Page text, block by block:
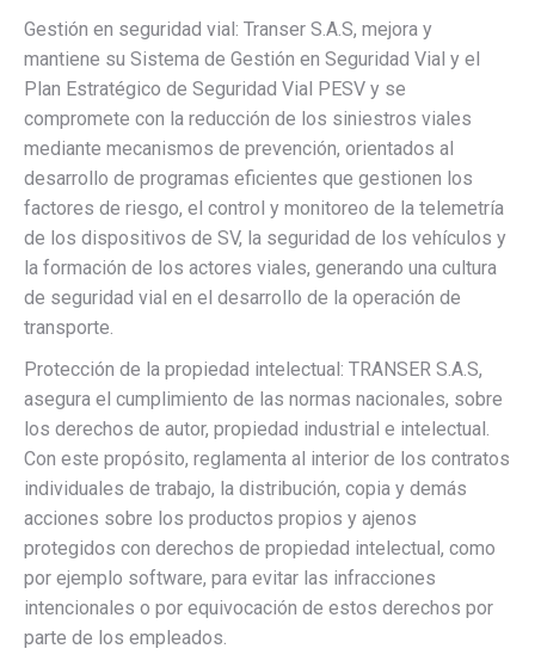
Gestión en seguridad vial: Transer S.A.S, mejora y
mantiene su Sistema de Gestión en Seguridad Vial y el
Plan Estratégico de Seguridad Vial PESV y se
compromete con la reducción de los siniestros viales
mediante mecanismos de prevención, orientados al
desarrollo de programas eficientes que gestionen los
factores de riesgo, el control y monitoreo de la telemetría
de los dispositivos de SV, la seguridad de los vehículos y
la formación de los actores viales, generando una cultura
de seguridad vial en el desarrollo de la operación de
transporte.
Protección de la propiedad intelectual: TRANSER S.A.S,
asegura el cumplimiento de las normas nacionales, sobre
los derechos de autor, propiedad industrial e intelectual.
Con este propósito, reglamenta al interior de los contratos
individuales de trabajo, la distribución, copia y demás
acciones sobre los productos propios y ajenos
protegidos con derechos de propiedad intelectual, como
por ejemplo software, para evitar las infracciones
intencionales o por equivocación de estos derechos por
parte de los empleados.